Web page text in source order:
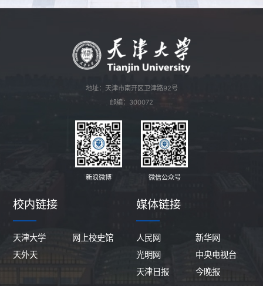
地址：天津市南开区卫津路92号
邮编：300072
新浪微博 微信公众号
校内链接
天津大学
网上校史馆
天外天
媒体链接
人民网
新华网
光明网
中央电视台
天津日报
今晚报